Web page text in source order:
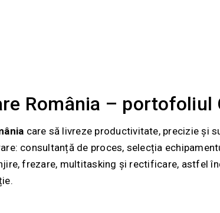
România – portofoliul
care să livreze productivitate, precizie și
consultanță de proces, selecția
frezare, multitasking și rectificare, astfel